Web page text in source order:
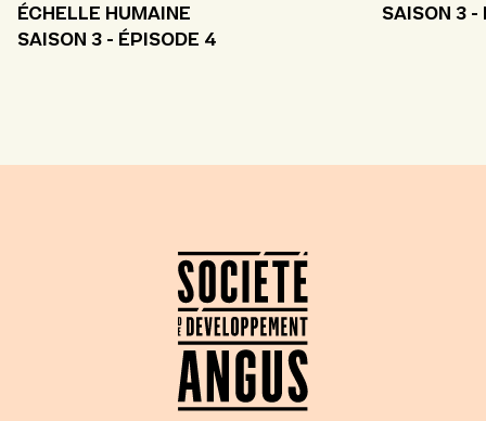
ÉCHELLE HUMAINE
SAISON 3 - ÉPISODE 4
SAISON 3 -